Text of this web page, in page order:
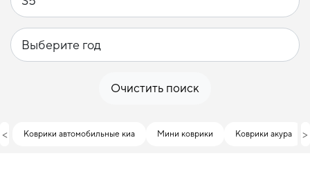
Очистить поиск
< Коврики автомобильные киа Мини коврики Коврики акура >